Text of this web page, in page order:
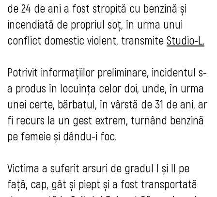
de 24 de ani a fost stropită cu benzină și
incendiată de propriul soț, în urma unui
conflict domestic violent, transmite Studio-L.
Potrivit informațiilor preliminare, incidentul s-
a produs în locuința celor doi, unde, în urma
unei certe, bărbatul, în vârstă de 31 de ani, ar
fi recurs la un gest extrem, turnând benzină
pe femeie și dându-i foc.
Victima a suferit arsuri de gradul I și II pe
față, cap, gât și piept și a fost transportată